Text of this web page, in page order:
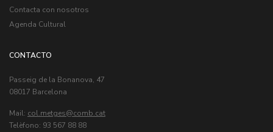
Contacta con nosotros
Agenda Cultural
CONTACTO
Passeig de la Bonanova, 47
08017 Barcelona
Mail: col.metges
Telèfono: 93 567 88 88